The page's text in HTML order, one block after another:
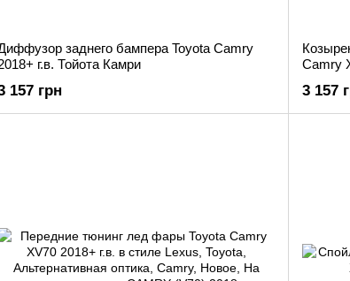
заднего бампера Toyota Camry
г.в. Тойота Камри
157 грн
Camry
3 157